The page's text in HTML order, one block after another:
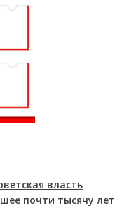
власть
почти тысячу лет